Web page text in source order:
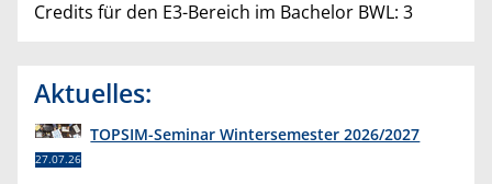
Credits für den E3-Bereich im Bachelor BWL: 3
Aktuelles:
TOPSIM-Seminar Wintersemester 2026/2027
27.07.26